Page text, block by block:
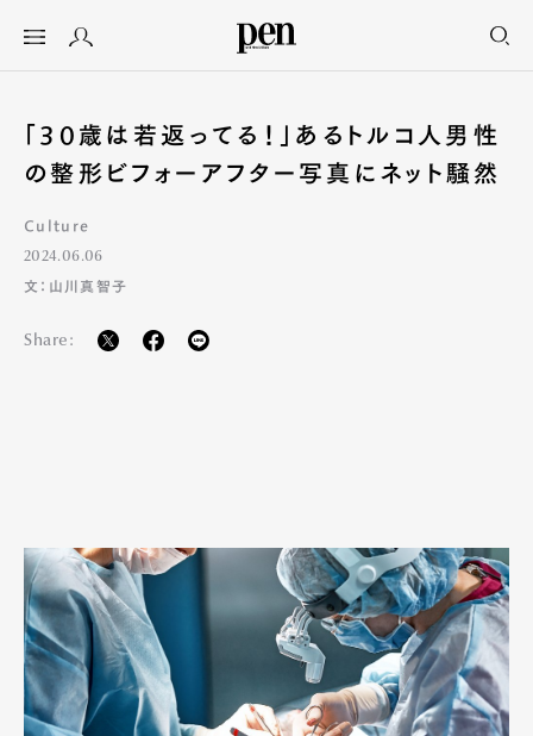
「30歳は若返ってる！」あるトルコ人男性
の整形ビフォーアフター写真にネット騒然
Culture
2024.06.06
文：山川真智子
Share: